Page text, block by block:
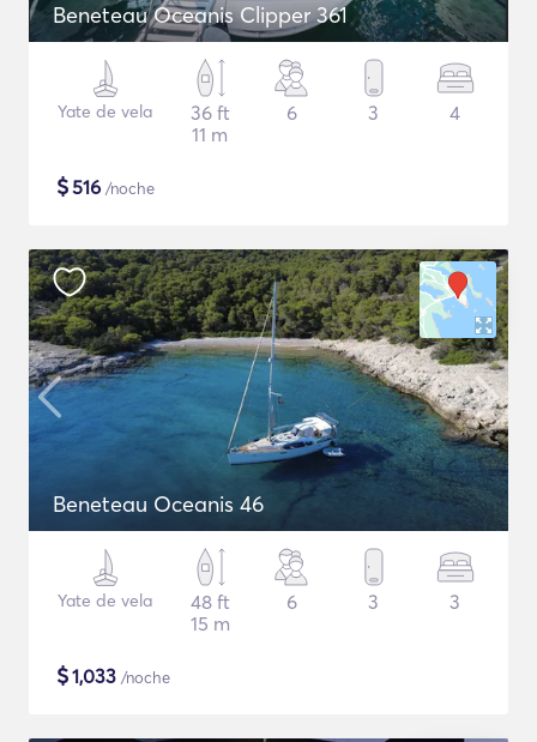
Beneteau Oceanis Clipper 361
Yate de vela
36 ft
11 m
6 3 4
$516 /noche
Beneteau Oceanis 46
Yate de vela
48 ft
15 m
6 3 3
$1,033 /noche